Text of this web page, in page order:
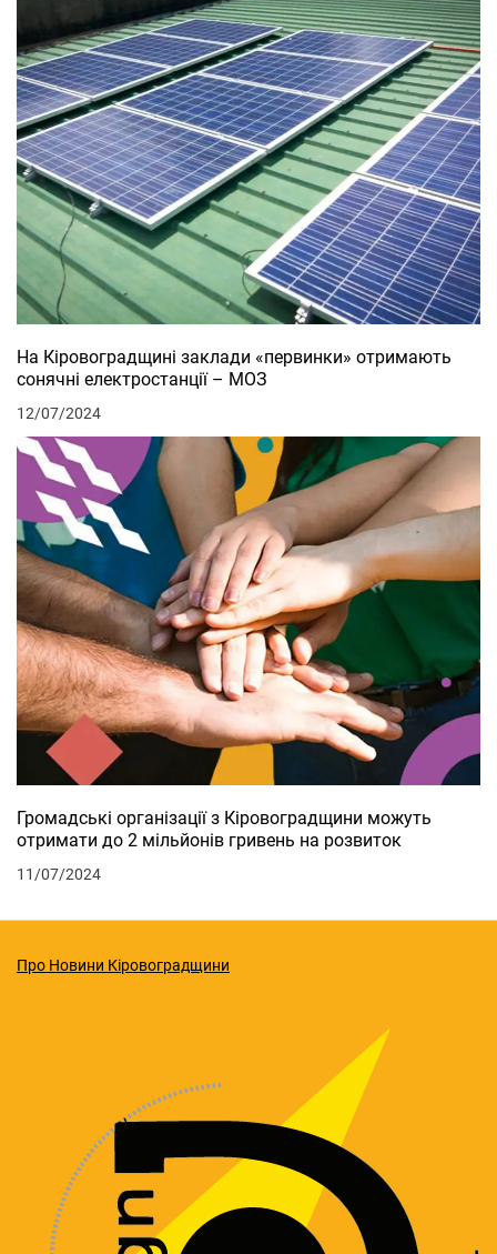
На Кіровоградщині заклади «первинки» отримають
сонячні електростанції – МОЗ
12/07/2024
Громадські організації з Кіровоградщини можуть
отримати до 2 мільйонів гривень на розвиток
11/07/2024
Про Новини Кіровоградщини